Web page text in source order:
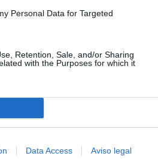
Personal Data for Targeted
Retention, Sale, and/or Sharing
with the Purposes for which it
Data Access Aviso legal